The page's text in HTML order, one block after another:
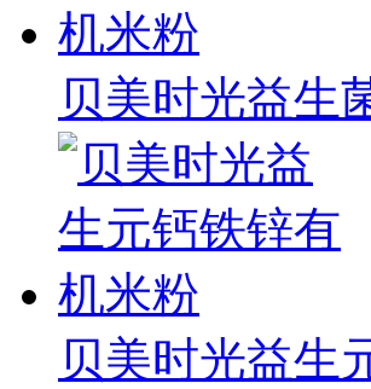
贝美时光益生
贝美时光益生